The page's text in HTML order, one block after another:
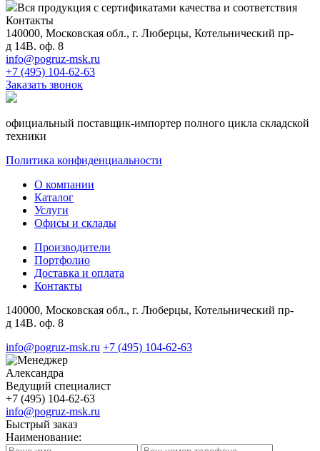
Вся продукция с сертификатами качества и соответствия
Контакты
140000, Московская обл., г. Люберцы, Котельнический пр-
д 14В. оф. 8
info@pogruz-msk.ru
+7 (495) 104-62-63
Заказать звонок
официальный поставщик-импортер полного цикла складской
техники
Политика конфиденциальности
О компании
Каталог
Услуги
Офисы и склады
Производители
Портфолио
Доставка и оплата
Контакты
140000, Московская обл., г. Люберцы, Котельнический пр-
д 14В. оф. 8
info@pogruz-msk.ru +7 (495) 104-62-63
Александра
Ведущий специалист
+7 (495) 104-62-63
info@pogruz-msk.ru
Быстрый заказ
Наименование: